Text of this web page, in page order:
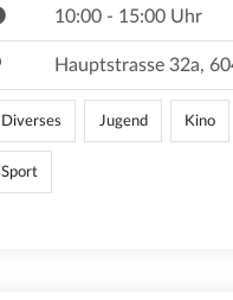
10:00 - 15:00 Uhr
Hauptstrasse 32a,
Diverses Jugend Kino
Sport